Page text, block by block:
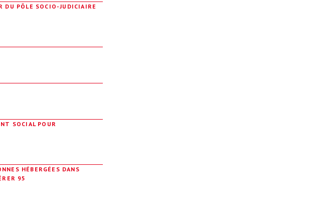
DU PÔLE SOCIO-JUDICIAIRE
SOCIAL POUR
HÉBERGÉES DANS
95